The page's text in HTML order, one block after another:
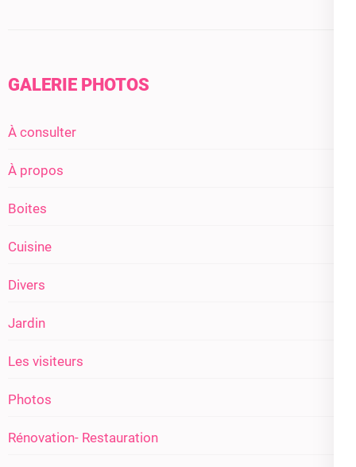
GALERIE PHOTOS
À consulter
À propos
Boites
Cuisine
Divers
Jardin
Les visiteurs
Photos
Rénovation- Restauration